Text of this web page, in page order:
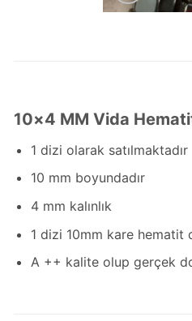
10×4 MM Vida
1 dizi olarak satılmaktadır
10 mm boyundadır
4 mm kalınlık
1 dizi 10mm kare hematit
A ++ kalite olup gerçek